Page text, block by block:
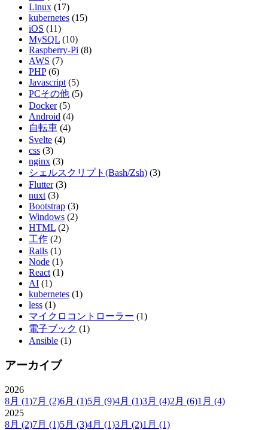
Linux (17)
kubernetes (15)
iOS (11)
MySQL (10)
Raspberry-Pi (8)
AWS (7)
PHP (6)
Javascript (5)
PCその他 (5)
Docker (5)
Android (4)
自転車 (4)
Svelte (4)
css (3)
nginx (3)
シェルスクリプト(Bash/Zsh) (3)
Flutter (3)
nuxt (3)
Bootstrap (3)
Windows (2)
HTML (2)
工作 (2)
Rails (1)
Node (1)
React (1)
AI (1)
kubernetes (1)
less (1)
マイクロコントローラー (1)
電子ブック (1)
Ansible (1)
アーカイブ
2026
8月 (1)7月 (2)6月 (1)5月 (9)4月 (1)3月 (4)2月 (6)1月 (4)
2025
8月 (2)7月 (1)5月 (3)4月 (1)3月 (2)1月 (1)